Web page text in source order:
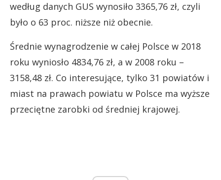
według danych GUS wynosiło 3365,76 zł, czyli
było o 63 proc. niższe niż obecnie.
Średnie wynagrodzenie w całej Polsce w 2018
roku wyniosło 4834,76 zł, a w 2008 roku –
3158,48 zł. Co interesujące, tylko 31 powiatów i
miast na prawach powiatu w Polsce ma wyższe
przeciętne zarobki od średniej krajowej.